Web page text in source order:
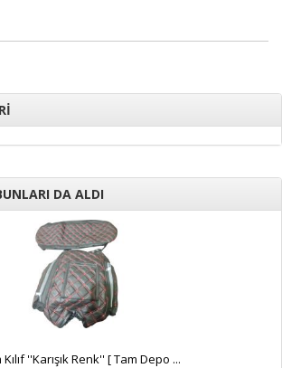
DA ALDI
Kılıf ''Karışık Renk'' [ Tam Depo ...